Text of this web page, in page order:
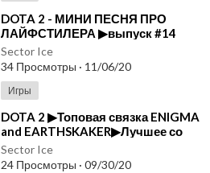
⁣DOTA 2 - МИНИ ПЕСНЯ ПРО
ЛАЙФСТИЛЕРА ▶выпуск #14
Sector Ice
34 Просмотры · 11/06/20
Игры
⁣DOTA 2 ▶Топовая связка ENIGMA
and EARTHSKAKER▶Лучшее со
стримов ▶выпуск#13
Sector Ice
24 Просмотры · 09/30/20